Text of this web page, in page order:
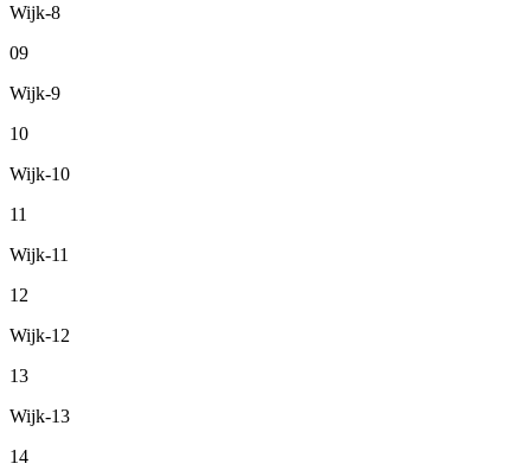
Wijk-8
09
Wijk-9
10
Wijk-10
11
Wijk-11
12
Wijk-12
13
Wijk-13
14